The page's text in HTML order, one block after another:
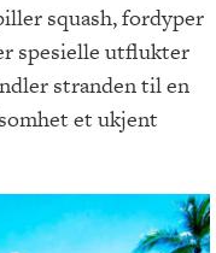
squash, fordyper
spesielle utflukter
stranden til en
et ukjent